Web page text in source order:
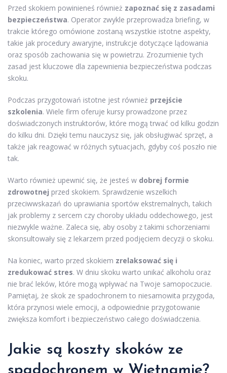
Przed skokiem powinieneś również zapoznać się z zasadami
bezpieczeństwa. Operator zwykle przeprowadza briefing, w
trakcie którego omówione zostaną wszystkie istotne aspekty,
takie jak procedury awaryjne, instrukcje dotyczące lądowania
oraz sposób zachowania się w powietrzu. Zrozumienie tych
zasad jest kluczowe dla zapewnienia bezpieczeństwa podczas
skoku.
Podczas przygotowań istotne jest również przejście
szkolenia. Wiele firm oferuje kursy prowadzone przez
doświadczonych instruktorów, które mogą trwać od kilku godzin
do kilku dni. Dzięki temu nauczysz się, jak obsługiwać sprzęt, a
także jak reagować w różnych sytuacjach, gdyby coś poszło nie
tak.
Warto również upewnić się, że jesteś w dobrej formie
zdrowotnej przed skokiem. Sprawdzenie wszelkich
przeciwwskazań do uprawiania sportów ekstremalnych, takich
jak problemy z sercem czy choroby układu oddechowego, jest
niezwykle ważne. Zaleca się, aby osoby z takimi schorzeniami
skonsultowały się z lekarzem przed podjęciem decyzji o skoku.
Na koniec, warto przed skokiem zrelaksować się i
zredukować stres. W dniu skoku warto unikać alkoholu oraz
nie brać leków, które mogą wpływać na Twoje samopoczucie.
Pamiętaj, że skok ze spadochronem to niesamowita przygoda,
która przynosi wiele emocji, a odpowiednie przygotowanie
zwiększa komfort i bezpieczeństwo całego doświadczenia.
Jakie są koszty skoków ze